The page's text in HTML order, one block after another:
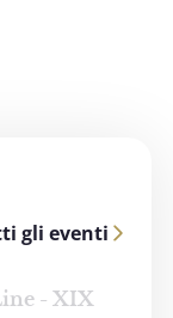
gli eventi
- XIX